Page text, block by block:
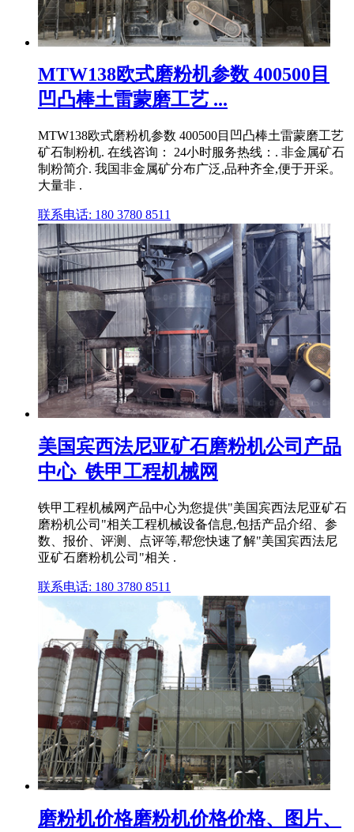
MTW138欧式磨粉机参数 400500目
凹凸棒土雷蒙磨工艺 ...
MTW138欧式磨粉机参数 400500目凹凸棒土雷蒙磨工艺
矿石制粉机. 在线咨询： 24小时服务热线：. 非金属矿石
制粉简介. 我国非金属矿分布广泛,品种齐全,便于开采。
大量非 .
联系电话: 180 3780 8511
美国宾西法尼亚矿石磨粉机公司产品
中心_铁甲工程机械网
铁甲工程机械网产品中心为您提供"美国宾西法尼亚矿石
磨粉机公司"相关工程机械设备信息,包括产品介绍、参
数、报价、评测、点评等,帮您快速了解"美国宾西法尼
亚矿石磨粉机公司"相关 .
联系电话: 180 3780 8511
磨粉机价格磨粉机价格价格、图片、